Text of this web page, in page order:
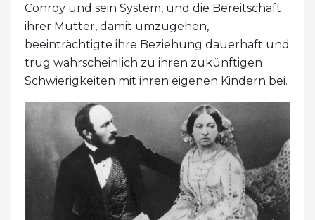
Conroy und sein System, und die Bereitschaft
ihrer Mutter, damit umzugehen,
beeinträchtigte ihre Beziehung dauerhaft und
trug wahrscheinlich zu ihren zukünftigen
Schwierigkeiten mit ihren eigenen Kindern bei.